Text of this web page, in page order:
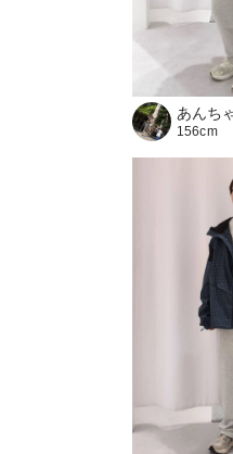
あんち
156cm